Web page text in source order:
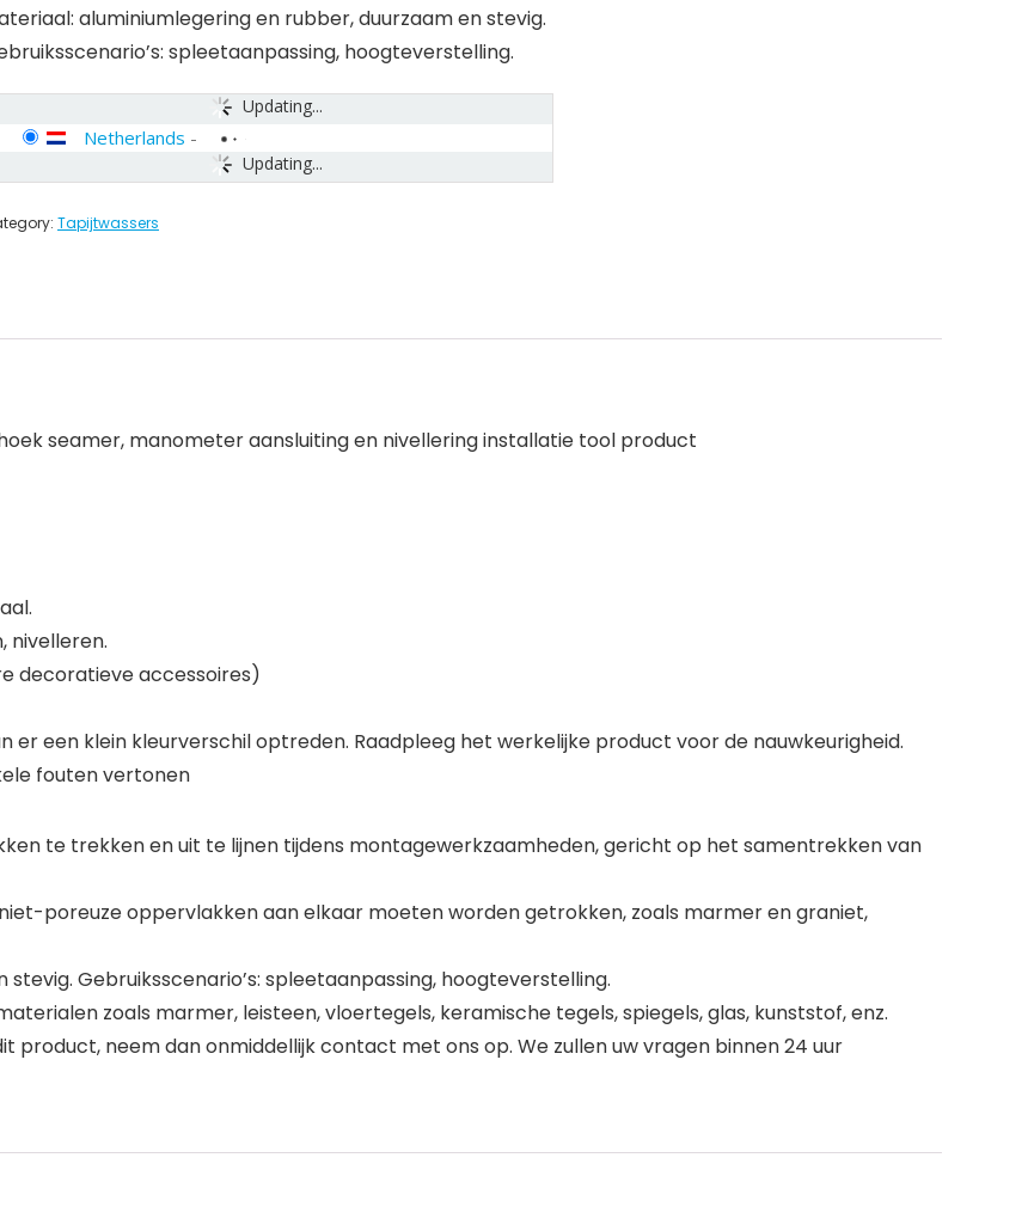
aluminiumlegering en rubber, duurzaam en stevig.
spleetaanpassing, hoogteverstelling.
Updating...
Updating...
Netherlands -
Tapijtwassers
seamer, manometer aansluiting en nivellering installatie tool product
nivelleren.
decoratieve accessoires)
een klein kleurverschil optreden. Raadpleeg het werkelijke product voor de nauwkeurigheid.
fouten vertonen
te trekken en uit te lijnen tijdens montagewerkzaamheden, gericht op het samentrekken van
poreuze oppervlakken aan elkaar moeten worden getrokken, zoals marmer en graniet,
Gebruiksscenario’s: spleetaanpassing, hoogteverstelling.
zoals marmer, leisteen, vloertegels, keramische tegels, spiegels, glas, kunststof, enz.
product, neem dan onmiddellijk contact met ons op. We zullen uw vragen binnen 24 uur